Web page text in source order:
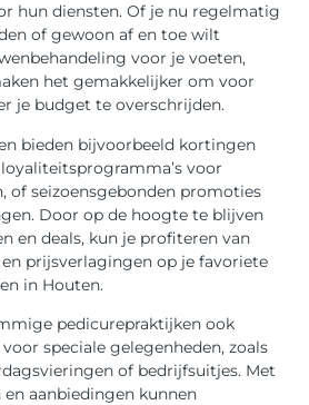
hun diensten. Of je nu regelmatig
of gewoon af en toe wilt
voor je voeten,
het gemakkelijker om voor
je budget te overschrijden.
bieden bijvoorbeeld kortingen
voor
of seizoensgebonden promoties
Door op de hoogte te blijven
en deals, kun je profiteren van
prijsverlagingen op je favoriete
in Houten.
pedicurepraktijken ook
speciale gelegenheden, zoals
of bedrijfsuitjes. Met
aanbiedingen kunnen